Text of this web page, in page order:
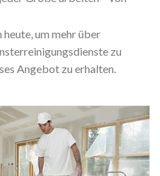
um mehr über
zu
Angebot zu erhalten.